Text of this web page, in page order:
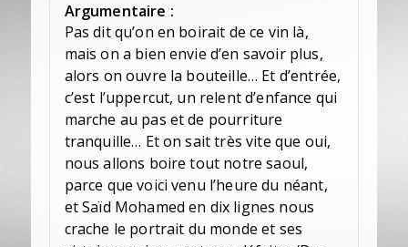
Argumentaire :
Pas dit qu’on en boirait de ce vin là,
mais on a bien envie d’en savoir plus,
alors on ouvre la bouteille… Et d’entrée,
c’est l’uppercut, un relent d’enfance qui
marche au pas et de pourriture
tranquille… Et on sait très vite que oui,
nous allons boire tout notre saoul,
parce que voici venu l’heure du néant,
et Saïd Mohamed en dix lignes nous
crache le portrait du monde et ses